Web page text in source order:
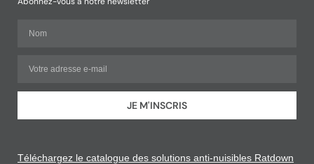
Téléchargez le catalogue des solutions anti-nuisibles Ratdown
JE M'INSCRIS